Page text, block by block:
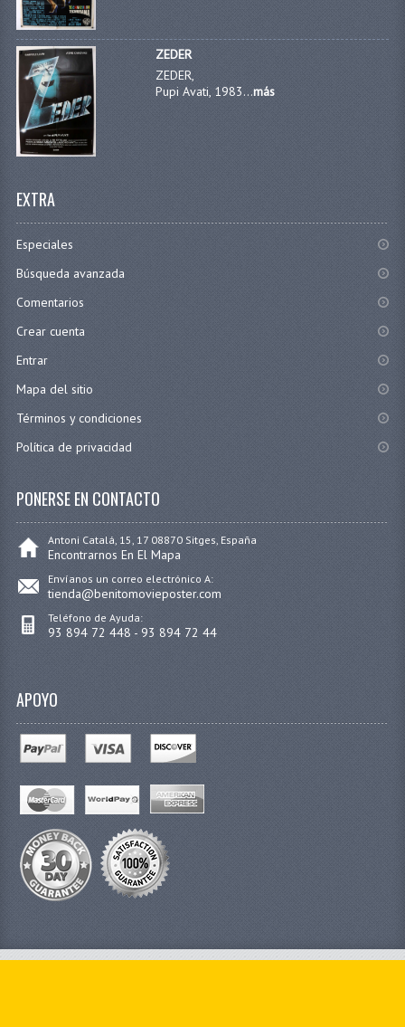
ZEDER
ZEDER,
Pupi Avati, 1983...más
EXTRA
Especiales
Búsqueda avanzada
Comentarios
Crear cuenta
Entrar
Mapa del sitio
Términos y condiciones
Política de privacidad
PONERSE EN CONTACTO
Antoni Catalá, 15, 17 08870 Sitges, España
Encontrarnos En El Mapa
Envíanos un correo electrónico A:
tienda@benitomovieposter.com
Teléfono de Ayuda:
93 894 72 448 - 93 894 72 44
APOYO